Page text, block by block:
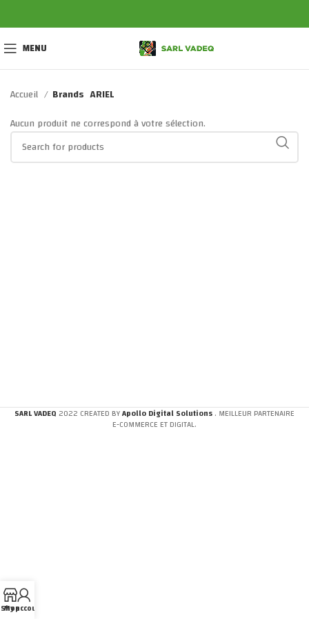
MENU
Accueil Brands ARIEL
Aucun produit ne correspond à votre sélection.
SARL VADEQ 2022 CREATED BYApollo Digital Solutions. MEILLEUR PARTENAIRE
E-COMMERCE ET DIGITAL.
Shop
My account